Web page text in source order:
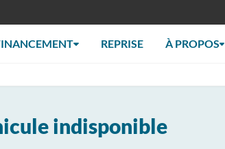
REPRISE À PROPOS
indisponible